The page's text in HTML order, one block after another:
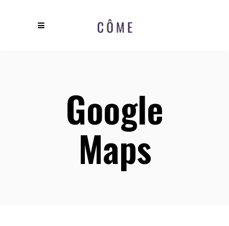
Google
Maps